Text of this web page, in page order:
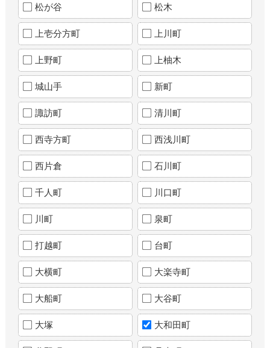
松が谷 松木
上壱分方町 上川町
上野町 上柚木
城山手 新町
諏訪町 清川町
西寺方町 西浅川町
西片倉 石川町
千人町 川口町
川町 泉町
打越町 台町
大横町 大楽寺町
大船町 大谷町
大塚 大和田町